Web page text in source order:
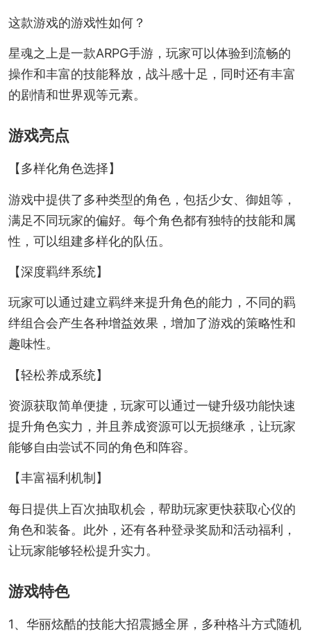
这款游戏的游戏性如何？
星魂之上是一款ARPG手游，玩家可以体验到流畅的
操作和丰富的技能释放，战斗感十足，同时还有丰富
的剧情和世界观等元素。
游戏亮点
【多样化角色选择】
游戏中提供了多种类型的角色，包括少女、御姐等，
满足不同玩家的偏好。每个角色都有独特的技能和属
性，可以组建多样化的队伍。
【深度羁绊系统】
玩家可以通过建立羁绊来提升角色的能力，不同的羁
绊组合会产生各种增益效果，增加了游戏的策略性和
趣味性。
【轻松养成系统】
资源获取简单便捷，玩家可以通过一键升级功能快速
提升角色实力，并且养成资源可以无损继承，让玩家
能够自由尝试不同的角色和阵容。
【丰富福利机制】
每日提供上百次抽取机会，帮助玩家更快获取心仪的
角色和装备。此外，还有各种登录奖励和活动福利，
让玩家能够轻松提升实力。
游戏特色
1、华丽炫酷的技能大招震撼全屏，多种格斗方式随机